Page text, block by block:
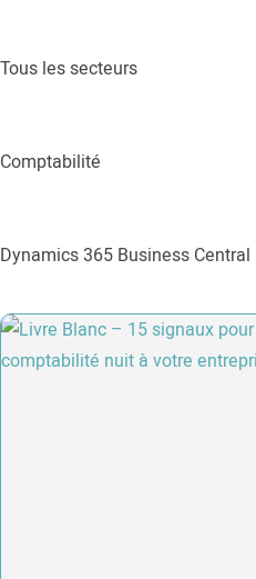
Tous les secteurs
Comptabilité
Dynamics 365 Business Central